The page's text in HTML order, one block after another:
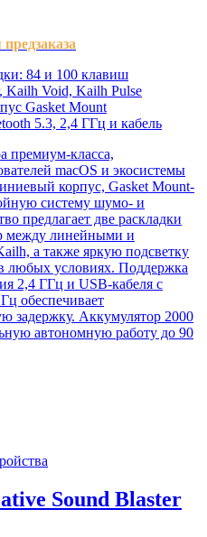
84 и 100 клавиш
Kailh Void, Kailh Pulse
Gasket Mount
5.3, 2,4 ГГц и кабель
премиум-класса,
macOS и экосистемы
корпус, Gasket Mount-
систему шумо- и
предлагает две раскладки
между линейными и
а также яркую подсветку
любых условиях. Поддержка
2,4 ГГц и USB-кабеля с
обеспечивает
задержку. Аккумулятор 2000
автономную работу до 90
Sound Blaster